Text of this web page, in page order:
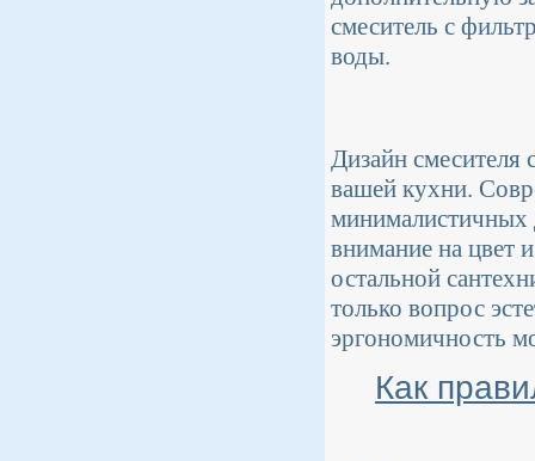
смеситель с
воды.
Дизайн смесителя
вашей кухни.
минималистичных
внимание на цвет
остальной
только вопрос
эргономичность
Как